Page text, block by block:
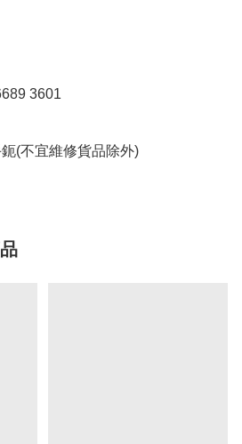
3601
(不宜維修貨品除外)